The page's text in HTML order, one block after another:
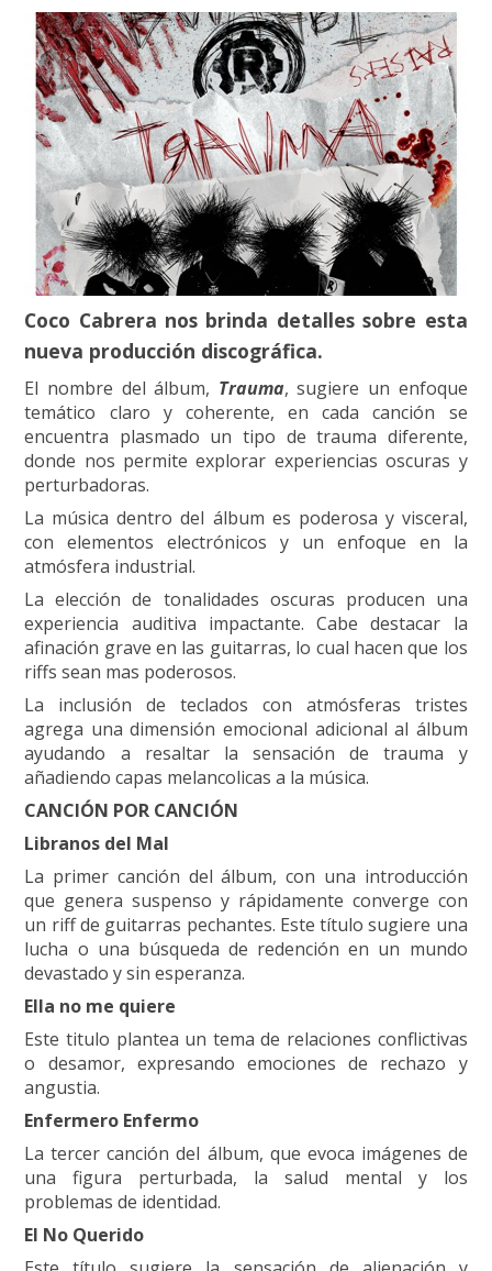
Coco Cabrera nos brinda detalles sobre esta
nueva producción discográfica.
El nombre del álbum, Trauma, sugiere un enfoque
temático claro y coherente, en cada canción se
encuentra plasmado un tipo de trauma diferente,
donde nos permite explorar experiencias oscuras y
perturbadoras.
La música dentro del álbum es poderosa y visceral,
con elementos electrónicos y un enfoque en la
atmósfera industrial.
La elección de tonalidades oscuras producen una
experiencia auditiva impactante. Cabe destacar la
afinación grave en las guitarras, lo cual hacen que los
riffs sean mas poderosos.
La inclusión de teclados con atmósferas tristes
agrega una dimensión emocional adicional al álbum
ayudando a resaltar la sensación de trauma y
añadiendo capas melancolicas a la música.
CANCIÓN POR CANCIÓN
Libranos del Mal
La primer canción del álbum, con una introducción
que genera suspenso y rápidamente converge con
un riff de guitarras pechantes. Este título sugiere una
lucha o una búsqueda de redención en un mundo
devastado y sin esperanza.
Ella no me quiere
Este titulo plantea un tema de relaciones conflictivas
o desamor, expresando emociones de rechazo y
angustia.
Enfermero Enfermo
La tercer canción del álbum, que evoca imágenes de
una figura perturbada, la salud mental y los
problemas de identidad.
El No Querido